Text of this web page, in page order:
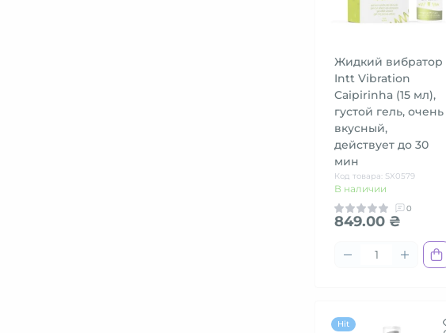
Жидкий вибратор
Intt Vibration
Caipirinha (15 мл),
густой гель, очень
вкусный,
действует до 30
мин
Код товара: SX0579
В наличии
0
849.00 ₴
Hit